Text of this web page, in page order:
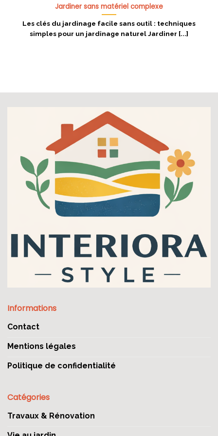
Jardiner sans matériel complexe
Les clés du jardinage facile sans outil : techniques
simples pour un jardinage naturel Jardiner [...]
Informations
Contact
Mentions légales
Politique de confidentialité
Catégories
Travaux & Rénovation